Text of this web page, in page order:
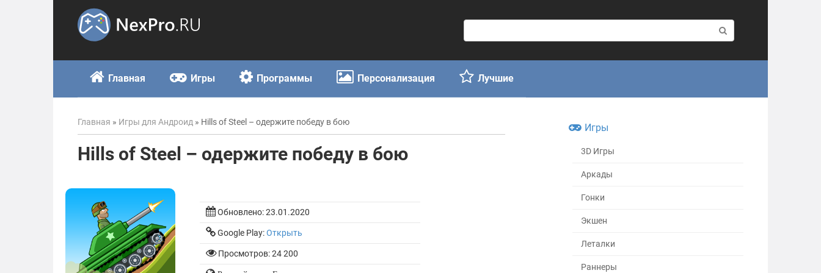
о
с
к
:
Главная Игры Программы Персонализация Лучшие
Главная » Игры для Андроид » Hills of Steel – одержите победу в бою
Hills of Steel – одержите победу в бою
Обновлено:23.01.2020
Google Play:Открыть
Просмотров: 24 200
Игры
3D Игры
Аркады
Гонки
Экшен
Леталки
Раннеры